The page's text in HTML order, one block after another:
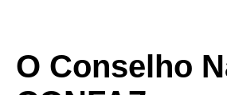
O Conselho